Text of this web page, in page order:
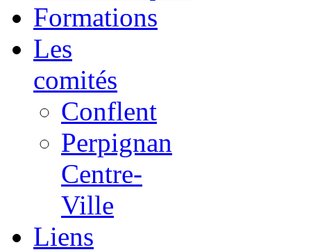
Formations
Les
comités
Conflent
Perpignan
Centre-
Ville
Liens